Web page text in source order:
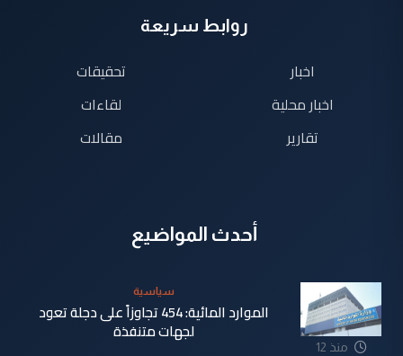
روابط سريعة
اخبار
اخبار محلية
تقارير
تحقيقات
لقاءات
مقالات
أحدث المواضيع
منذ 12
سياسية
الموارد المائية: 454 تجاوزاً على دجلة تعود
لجهات متنفذة